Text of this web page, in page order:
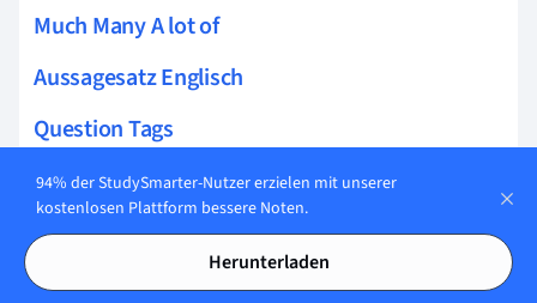
Much Many A lot of
Aussagesatz Englisch
Question Tags
Future Perfect
Genitiv Englisch
English Subjunctive
94% der StudySmarter-Nutzer erzielen mit unserer
kostenlosen Plattform bessere Noten.
Herunterladen